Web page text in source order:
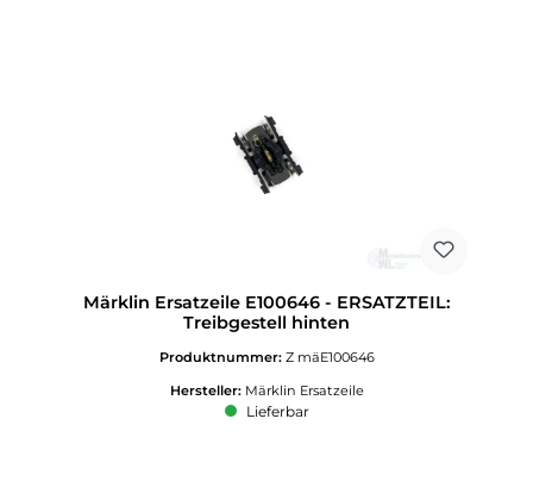
Märklin Ersatzeile E100646 - ERSATZTEIL:
Treibgestell hinten
Produktnummer: Z mäE100646
Hersteller: Märklin Ersatzeile
Lieferbar